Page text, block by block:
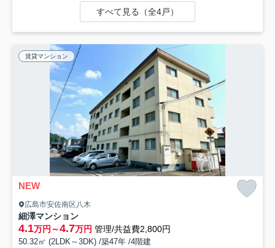
すべて見る（全4戸）
賃貸マンション
NEW
広島市安佐南区八木
細澤マンション
4.1万円～4.7万円 管理/共益費2,800円
50.32㎡ (2LDK～3DK) /築47年 /4階建